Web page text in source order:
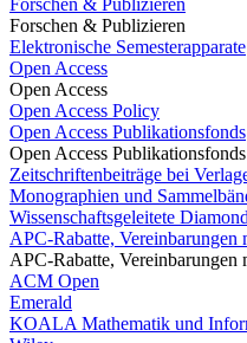
Forschen & Publizieren
Forschen & Publizieren
Elektronische Semesterapparate
Open Access
Open Access
Open Access Policy
Open Access Publikationsfonds
Open Access Publikationsfonds
Zeitschriftenbeiträge bei
Monographien und
Wissenschaftsgeleitete
APC-Rabatte,
APC-Rabatte,
ACM Open
Emerald
KOALA Mathematik und